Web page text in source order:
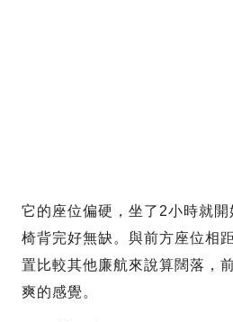
它的座位偏硬，坐了2小時就開
椅背完好無缺。與前方座位相
置比較其他廉航來說算闊落，
爽的感覺。